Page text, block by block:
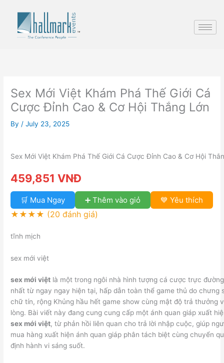
content
Sex Mới Việt Khám Phá Thế Giới Cá
Cược Đỉnh Cao & Cơ Hội Thắng Lớn
By/July 23, 2025
Sex Mới Việt Khám Phá Thế Giới Cá Cược Đỉnh Cao & Cơ Hội
459,851 VNĐ
🛒 Mua Ngay ➕ Thêm vào giỏ 💙 Yêu thích
★★★★ (20 đánh giá)
tĩnh mịch
sex mới việt
sex mới việt là một trong ngôi nhà hình tượng cá cược trực
nhất từ ngay ngay hiện tại, hấp dẫn toàn thể game thủ do chưng
chữ tín, rộng Khủng hầu hết game show cùng mật độ trả thưởng
lòng. Bài viết này đang cung cung cấp một ánh quan giáp xuất
sex mới việt, từ phản hồi liên quan cho trả lời nhập cuộc, giúp
mua hàng xuất hiện ánh quan giáp phân tách biệt cùng chuyển
định hành vi sáng suốt.